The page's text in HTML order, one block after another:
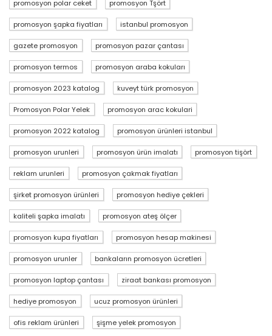
promosyon polar ceket promosyon Tşört
promosyon şapka fiyatları istanbul promosyon
gazete promosyon promosyon pazar çantası
promosyon termos promosyon araba kokuları
promosyon 2023 katalog kuveyt türk promosyon
Promosyon Polar Yelek promosyon arac kokulari
promosyon 2022 katalog promosyon ürünleri istanbul
promosyon urunleri promosyon ürün imalatı promosyon tişört
reklam urunleri promosyon çakmak fiyatları
şirket promosyon ürünleri promosyon hediye çekleri
kaliteli şapka imalatı promosyon ateş ölçer
promosyon kupa fiyatları promosyon hesap makinesi
promosyon urunler bankaların promosyon ücretleri
promosyon laptop çantası ziraat bankası promosyon
hediye promosyon ucuz promosyon ürünleri
ofis reklam ürünleri şişme yelek promosyon